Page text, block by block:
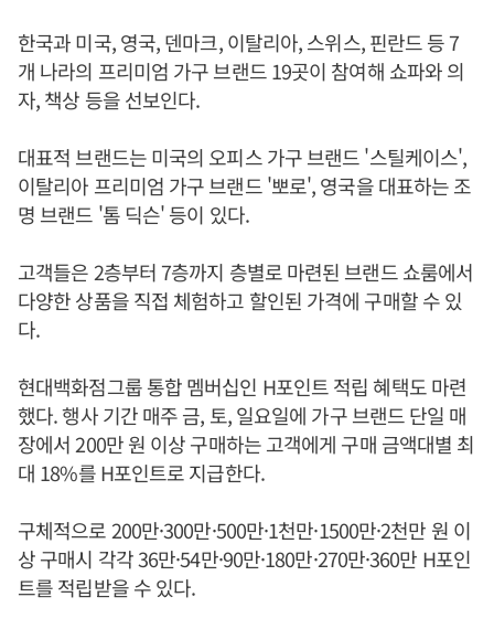
한국과 미국, 영국, 덴마크, 이탈리아, 스위스, 핀란드 등 7
개 나라의 프리미엄 가구 브랜드 19곳이 참여해 쇼파와 의
자, 책상 등을 선보인다.
대표적 브랜드는 미국의 오피스 가구 브랜드 '스틸케이스',
이탈리아 프리미엄 가구 브랜드 '뽀로', 영국을 대표하는 조
명 브랜드 '톰 딕슨' 등이 있다.
고객들은 2층부터 7층까지 층별로 마련된 브랜드 쇼룸에서
다양한 상품을 직접 체험하고 할인된 가격에 구매할 수 있
다.
현대백화점그룹 통합 멤버십인 H포인트 적립 혜택도 마련
했다. 행사 기간 매주 금, 토, 일요일에 가구 브랜드 단일 매
장에서 200만 원 이상 구매하는 고객에게 구매 금액대별 최
대 18%를 H포인트로 지급한다.
구체적으로 200만·300만·500만·1천만·1500만·2천만 원 이
상 구매시 각각 36만·54만·90만·180만·270만·360만 H포인
트를 적립받을 수 있다.